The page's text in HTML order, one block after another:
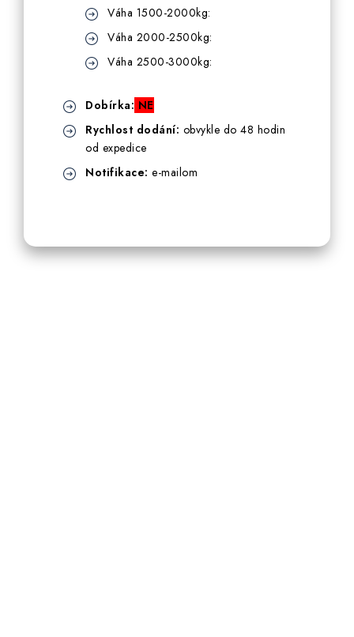
Váha 1500-2000kg:
Váha 2000-2500kg:
Váha 2500-3000kg:
Dobírka: NE
Rychlost dodání: obvykle do 48 hodin
od expedice
Notifikace: e-mailom